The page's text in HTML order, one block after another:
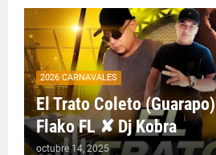
2026 CARNAVALES
El Trato Coleto
Flako FL ✘ Dj Kobra
octubre 14, 2025